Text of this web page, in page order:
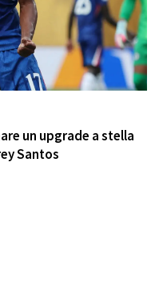
un upgrade a stella
Santos